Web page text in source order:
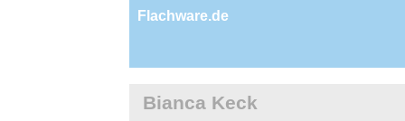
Flachware.de
Bianca Keck